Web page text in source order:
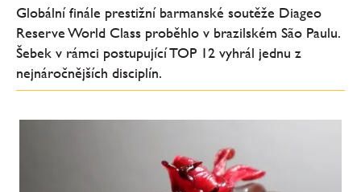
Globální finále prestižní barmanské soutěže Diageo
Reserve World Class proběhlo v brazilském São Paulu.
Šebek v rámci postupující TOP 12 vyhrál jednu z
nejnáročnějších disciplín.